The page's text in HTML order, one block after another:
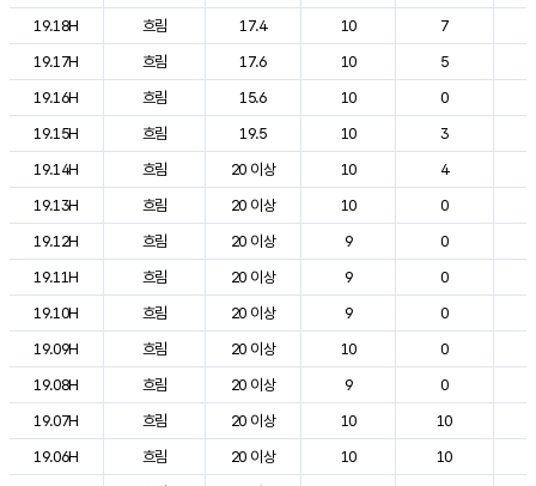
19.18H
흐림 17.4 10 7
19.17H
흐림 17.6 10 5
19.16H
흐림 15.6 10 0
19.15H
흐림 19.5 10 3
19.14H
흐림 20 이상 10 4
19.13H
흐림 20 이상 10 0
19.12H
흐림 20 이상 9 0
19.11H
흐림 20 이상 9 0
19.10H
흐림 20 이상 9 0
19.09H
흐림 20 이상 10 0
19.08H
흐림 20 이상 9 0
19.07H
흐림 20 이상 10 10
19.06H
흐림 20 이상 10 10